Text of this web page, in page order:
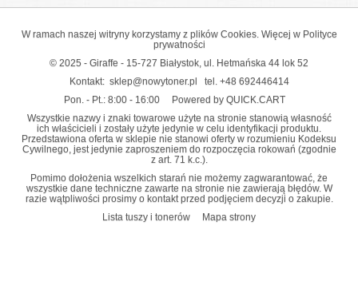
W ramach naszej witryny korzystamy z plików Cookies. Więcej w Polityce
prywatności
© 2025 - Giraffe - 15-727 Białystok, ul. Hetmańska 44 lok 52
Kontakt: sklep@nowytoner.pl tel. +48 692446414
Pon. - Pt.: 8:00 - 16:00
Powered by QUICK.CART
Wszystkie nazwy i znaki towarowe użyte na stronie stanowią własność
ich właścicieli i zostały użyte jedynie w celu identyfikacji produktu.
Przedstawiona oferta w sklepie nie stanowi oferty w rozumieniu Kodeksu
Cywilnego, jest jedynie zaproszeniem do rozpoczęcia rokowań (zgodnie
z art. 71 k.c.).
Pomimo dołożenia wszelkich starań nie możemy zagwarantować, że
wszystkie dane techniczne zawarte na stronie nie zawierają błędów. W
razie wątpliwości prosimy o kontakt przed podjęciem decyzji o zakupie.
Lista tuszy i tonerów
Mapa strony